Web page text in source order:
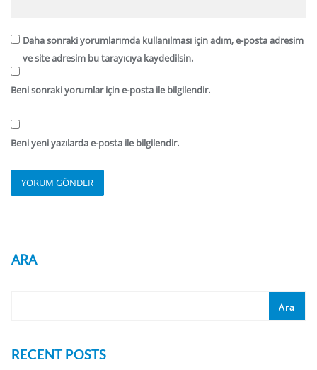
Daha sonraki yorumlarımda kullanılması için adım, e-posta adresim
ve site adresim bu tarayıcıya kaydedilsin.
Beni sonraki yorumlar için e-posta ile bilgilendir.
Beni yeni yazılarda e-posta ile bilgilendir.
ARA
Ara
RECENT POSTS